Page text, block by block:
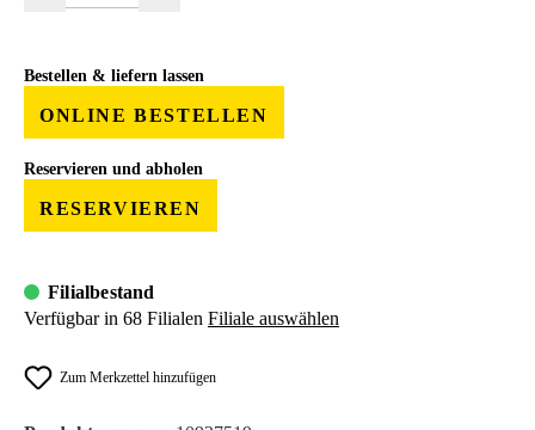
Bestellen & liefern lassen
ONLINE BESTELLEN
Reservieren und abholen
RESERVIEREN
Filialbestand
Verfügbar in 68 Filialen Filiale auswählen
Zum Merkzettel hinzufügen